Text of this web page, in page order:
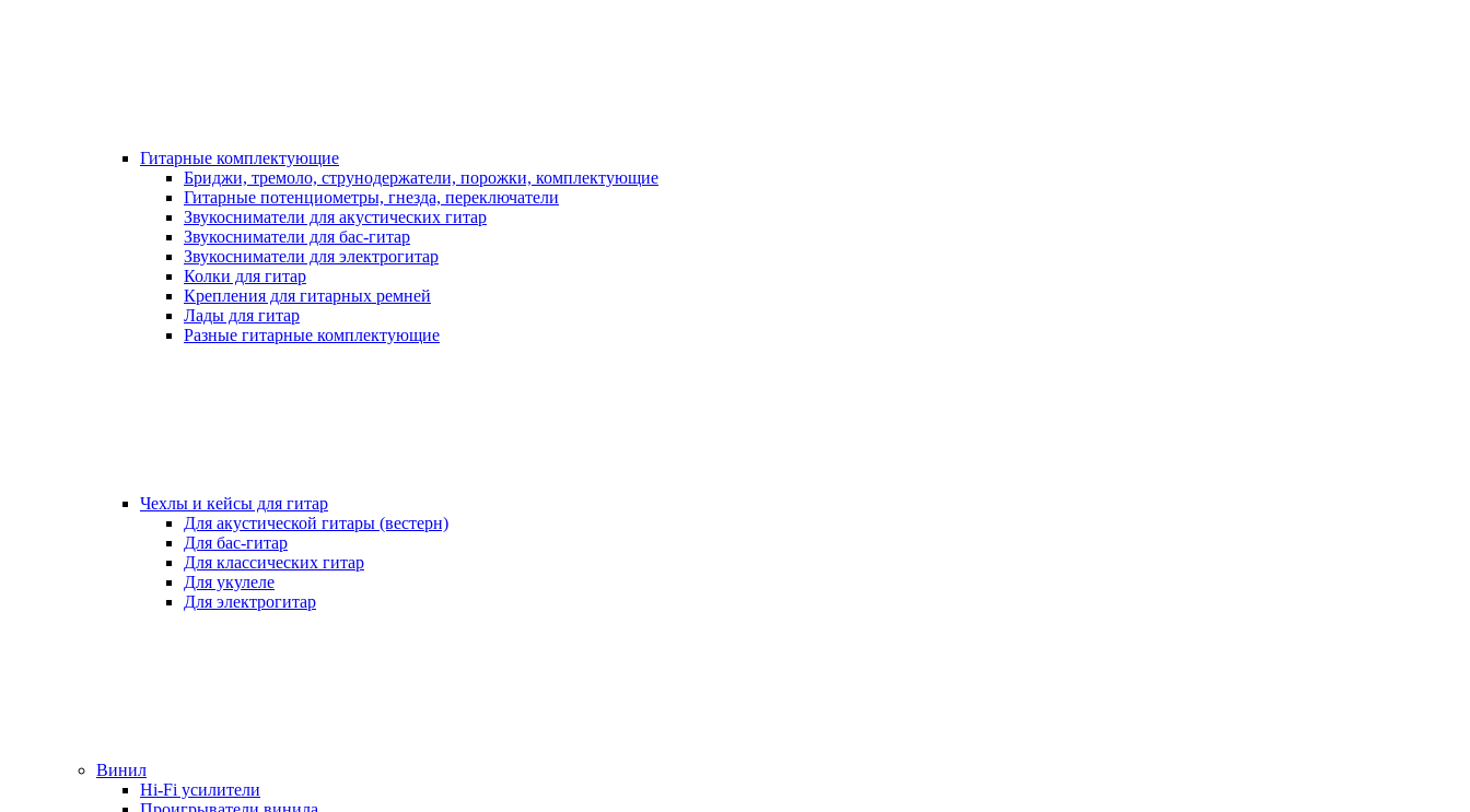
Гитарные комплектующие
Бриджи, тремоло, струнодержатели, порожки, комплектующие
Гитарные потенциометры, гнезда, переключатели
Звукосниматели для акустических гитар
Звукосниматели для бас-гитар
Звукосниматели для электрогитар
Колки для гитар
Крепления для гитарных ремней
Лады для гитар
Разные гитарные комплектующие
Чехлы и кейсы для гитар
Для акустической гитары (вестерн)
Для бас-гитар
Для классических гитар
Для укулеле
Для электрогитар
Винил
Hi-Fi усилители